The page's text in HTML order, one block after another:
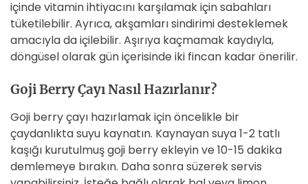
içinde vitamin ihtiyacını karşılamak için sabahları
tüketilebilir. Ayrıca, akşamları sindirimi desteklemek
amacıyla da içilebilir. Aşırıya kaçmamak kaydıyla,
döngüsel olarak gün içerisinde iki fincan kadar önerilir.
Goji Berry Çayı Nasıl Hazırlanır?
Goji berry çayı hazırlamak için öncelikle bir
çaydanlıkta suyu kaynatın. Kaynayan suya 1-2 tatlı
kaşığı kurutulmuş goji berry ekleyin ve 10-15 dakika
demlemeye bırakın. Daha sonra süzerek servis